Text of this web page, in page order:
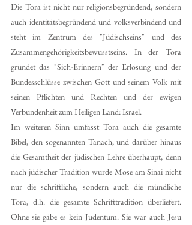
Die Tora ist nicht nur religionsbegründend, sondern
auch identitätsbegründend und volksverbindend und
steht im Zentrum des "Jüdischseins" und des
Zusammengehörigkeitsbewusstseins. In der Tora
gründet das "Sich-Erinnern" der Erlösung und der
Bundesschlüsse zwischen Gott und seinem Volk mit
seinen Pflichten und Rechten und der ewigen
Verbundenheit zum Heiligen Land: Israel.
Im weiteren Sinn umfasst Tora auch die gesamte
Bibel, den sogenannten Tanach, und darüber hinaus
die Gesamtheit der jüdischen Lehre überhaupt, denn
nach jüdischer Tradition wurde Mose am Sinai nicht
nur die schriftliche, sondern auch die mündliche
Tora, d.h. die gesamte Schrifttradition überliefert.
Ohne sie gäbe es kein Judentum. Sie war auch Jesu